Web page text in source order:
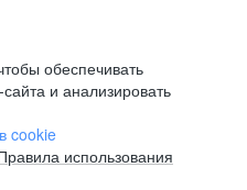
обеспечивать
и анализировать
cookie
использования